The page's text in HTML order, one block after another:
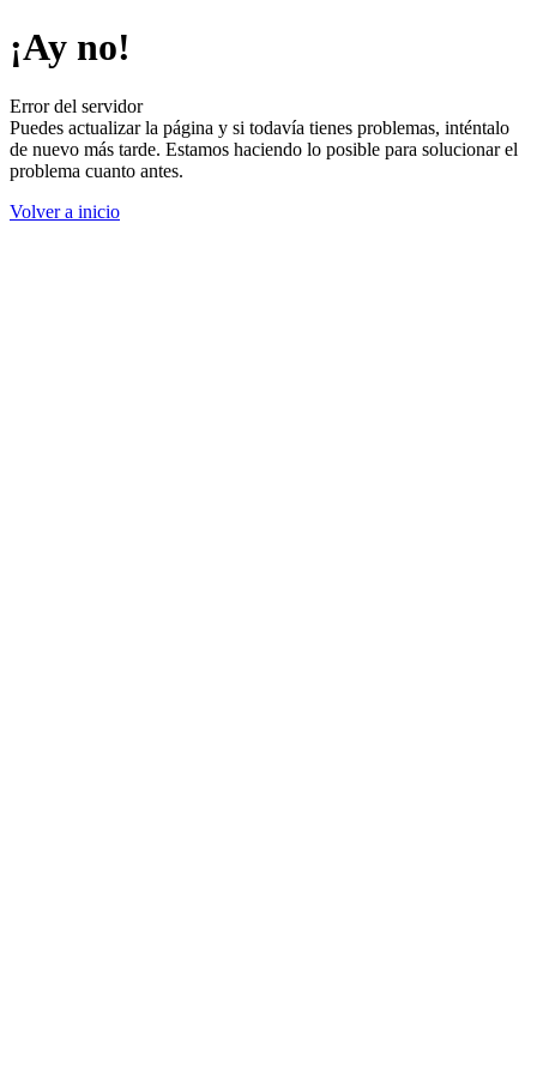
¡Ay no!
Error del servidor
Puedes actualizar la página y si todavía tienes problemas, inténtalo
de nuevo más tarde. Estamos haciendo lo posible para solucionar el
problema cuanto antes.
Volver a inicio